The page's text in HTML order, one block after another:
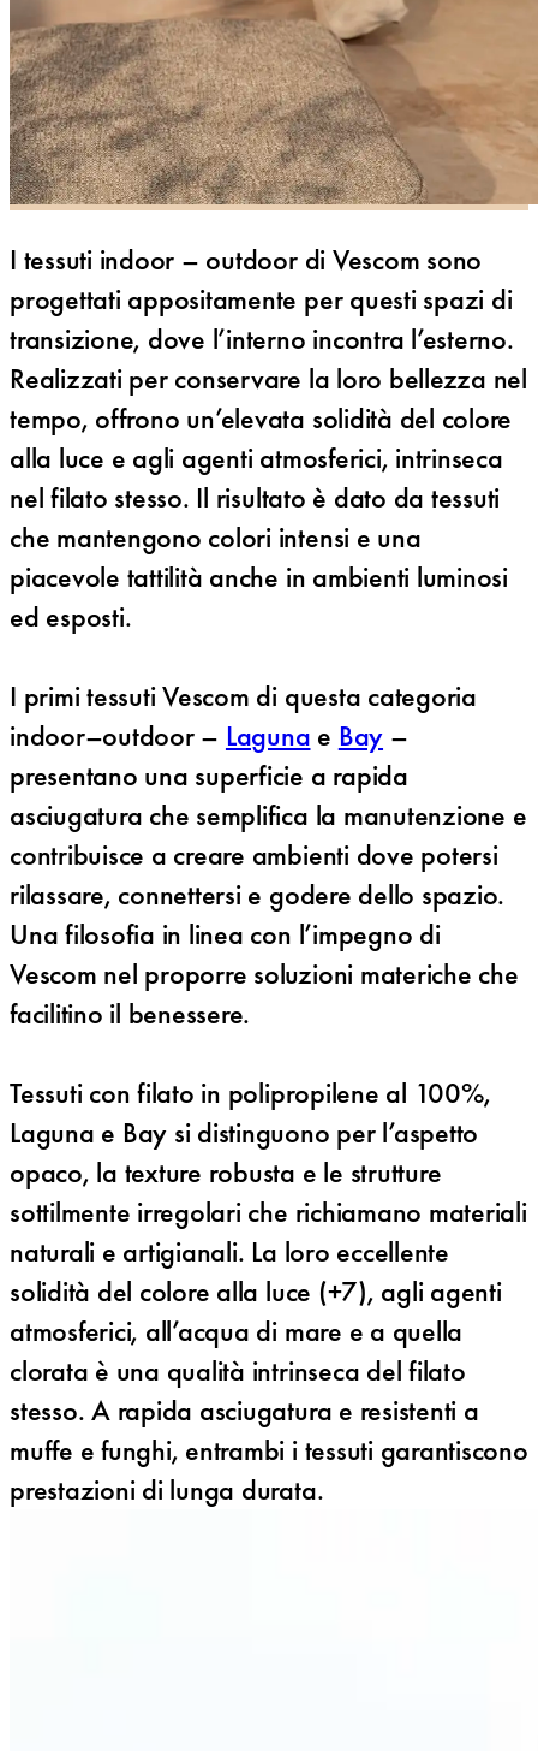
I tessuti indoor – outdoor di Vescom sono
progettati appositamente per questi spazi di
transizione, dove l’interno incontra l’esterno.
Realizzati per conservare la loro bellezza nel
tempo, offrono un’elevata solidità del colore
alla luce e agli agenti atmosferici, intrinseca
nel filato stesso. Il risultato è dato da tessuti
che mantengono colori intensi e una
piacevole tattilità anche in ambienti luminosi
ed esposti.
I primi tessuti Vescom di questa categoria
indoor–outdoor – Laguna e Bay –
presentano una superficie a rapida
asciugatura che semplifica la manutenzione e
contribuisce a creare ambienti dove potersi
rilassare, connettersi e godere dello spazio.
Una filosofia in linea con l’impegno di
Vescom nel proporre soluzioni materiche che
facilitino il benessere.
Tessuti con filato in polipropilene al 100%,
Laguna e Bay si distinguono per l’aspetto
opaco, la texture robusta e le strutture
sottilmente irregolari che richiamano materiali
naturali e artigianali. La loro eccellente
solidità del colore alla luce (+7), agli agenti
atmosferici, all’acqua di mare e a quella
clorata è una qualità intrinseca del filato
stesso. A rapida asciugatura e resistenti a
muffe e funghi, entrambi i tessuti garantiscono
prestazioni di lunga durata.